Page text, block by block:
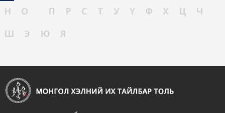
Н
О П Р С Т У Ү Ф Х Ц
Ч
Ш
Э Ю Я